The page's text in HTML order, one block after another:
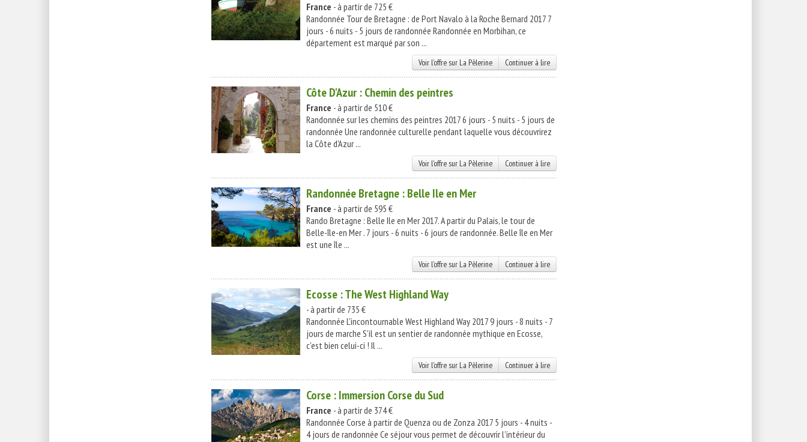
France - à partir de 725 €
Randonnée Tour de Bretagne : de Port Navalo à la Roche Bernard 2017 7
jours - 6 nuits - 5 jours de randonnée Randonnée en Morbihan, ce
département est marqué par son ...
Voir l'offre sur La Pèlerine Continuer à lire
Côte D'Azur : Chemin des peintres
France - à partir de 510 €
Randonnée sur les chemins des peintres 2017 6 jours - 5 nuits - 5 jours de
randonnée Une randonnée culturelle pendant laquelle vous découvrirez
la Côte d'Azur ...
Voir l'offre sur La Pèlerine Continuer à lire
Randonnée Bretagne : Belle Ile en Mer
France - à partir de 595 €
Rando Bretagne : Belle Ile en Mer 2017. A partir du Palais, le tour de
Belle-île-en Mer . 7 jours - 6 nuits - 6 jours de randonnée. Belle île en Mer
est une île ...
Voir l'offre sur La Pèlerine Continuer à lire
Ecosse : The West Highland Way
- à partir de 735 €
Randonnée L'incontournable West Highland Way 2017 9 jours - 8 nuits - 7
jours de marche S'il est un sentier de randonnée mythique en Ecosse,
c'est bien celui-ci ! Il ...
Voir l'offre sur La Pèlerine Continuer à lire
Corse : Immersion Corse du Sud
France - à partir de 374 €
Randonnée Corse à partir de Quenza ou de Zonza 2017 5 jours - 4 nuits -
4 jours de randonnée Ce séjour vous permet de découvrir l'intérieur du